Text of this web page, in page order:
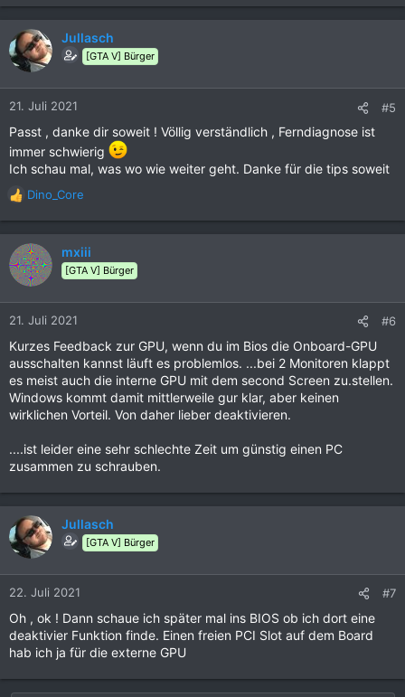
Jullasch
[GTA V] Bürger
21. Juli 2021 #5
Passt , danke dir soweit ! Völlig verständlich , Ferndiagnose ist
immer schwierig
Ich schau mal, was wo wie weiter geht. Danke für die tips soweit
R
a
k
t
n
n
:
Dino_Core
mxiii
[GTA V] Bürger
21. Juli 2021 #6
Kurzes Feedback zur GPU, wenn du im Bios die Onboard-GPU
ausschalten kannst läuft es problemlos. ...bei 2 Monitoren klappt
es meist auch die interne GPU mit dem second Screen zu.stellen.
Windows kommt damit mittlerweile gur klar, aber keinen
wirklichen Vorteil. Von daher lieber deaktivieren.
....ist leider eine sehr schlechte Zeit um günstig einen PC
zusammen zu schrauben.
Jullasch
[GTA V] Bürger
22. Juli 2021 #7
Oh , ok ! Dann schaue ich später mal ins BIOS ob ich dort eine
deaktivier Funktion finde. Einen freien PCI Slot auf dem Board
hab ich ja für die externe GPU